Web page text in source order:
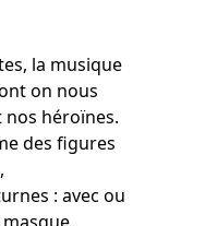
la musique
on nous
héroïnes.
des figures
: avec ou